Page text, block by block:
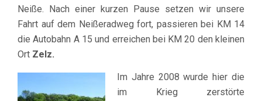
Neiße. Nach einer kurzen Pause setzen wir unsere
Fahrt auf dem Neißeradweg fort, passieren bei KM 14
die Autobahn A 15 und erreichen bei KM 20 den kleinen
Ort Zelz.
Im Jahre 2008 wurde hier die
im Krieg zerstörte